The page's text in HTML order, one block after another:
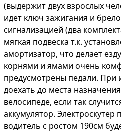
(выдержит двух взрослых
идет ключ зажигания и
сигнализацией (два
мягкая подвеска т.к.
амортизатор, что делает
корнями и ямами очень
предусмотрены педали.
доехать до места
велосипеде, если так
аккумулятор.
водитель с ростом 190см